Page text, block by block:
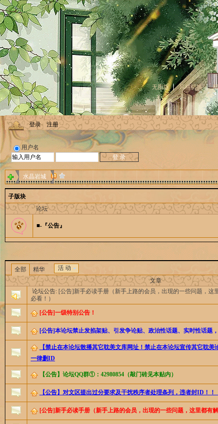
无图版 风格切换
登录 注册
用户名
水晶岩城
子版块
论坛
■-『公告』
全部 精华
活 动
文章
论坛公告: [公告]新手必读手册（新手上路的会员，出现的一些问题，这
必看！）
[公告]一级特别公告！
[公告]本论坛禁止发掐架贴、引发争论贴、政治性话题、实时性话题
【禁止在本论坛散播其它耽美文库网址！禁止在本论坛宣传其它耽美
一律删ID
【公告】论坛QQ群①：42980854（敲门砖见本贴内）
【公告】对文区提出过分要求及干扰秩序者处理条列，违者封ID！！
[公告]新手必读手册（新手上路的会员，出现的一些问题，这里都有